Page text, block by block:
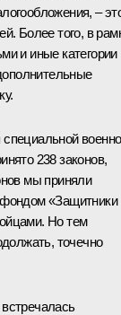
–
Более того, в
и иные категории
238 законов,
мы приняли
«Защитники
Но тем
точечно